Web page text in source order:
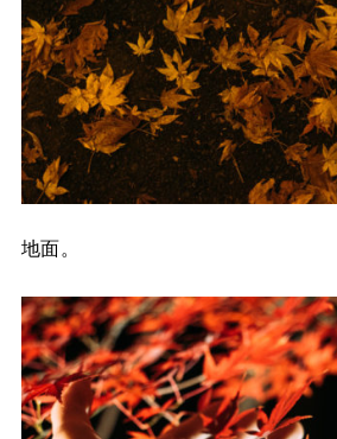
地面。